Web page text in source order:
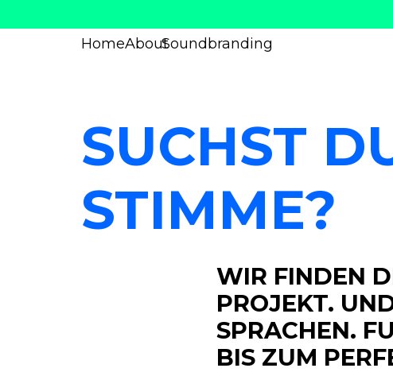
HomeAboutSoundbranding
SUCHST
STIMME?
WIR FINDEN
PROJEKT.
SPRACHEN.
BIS ZUM